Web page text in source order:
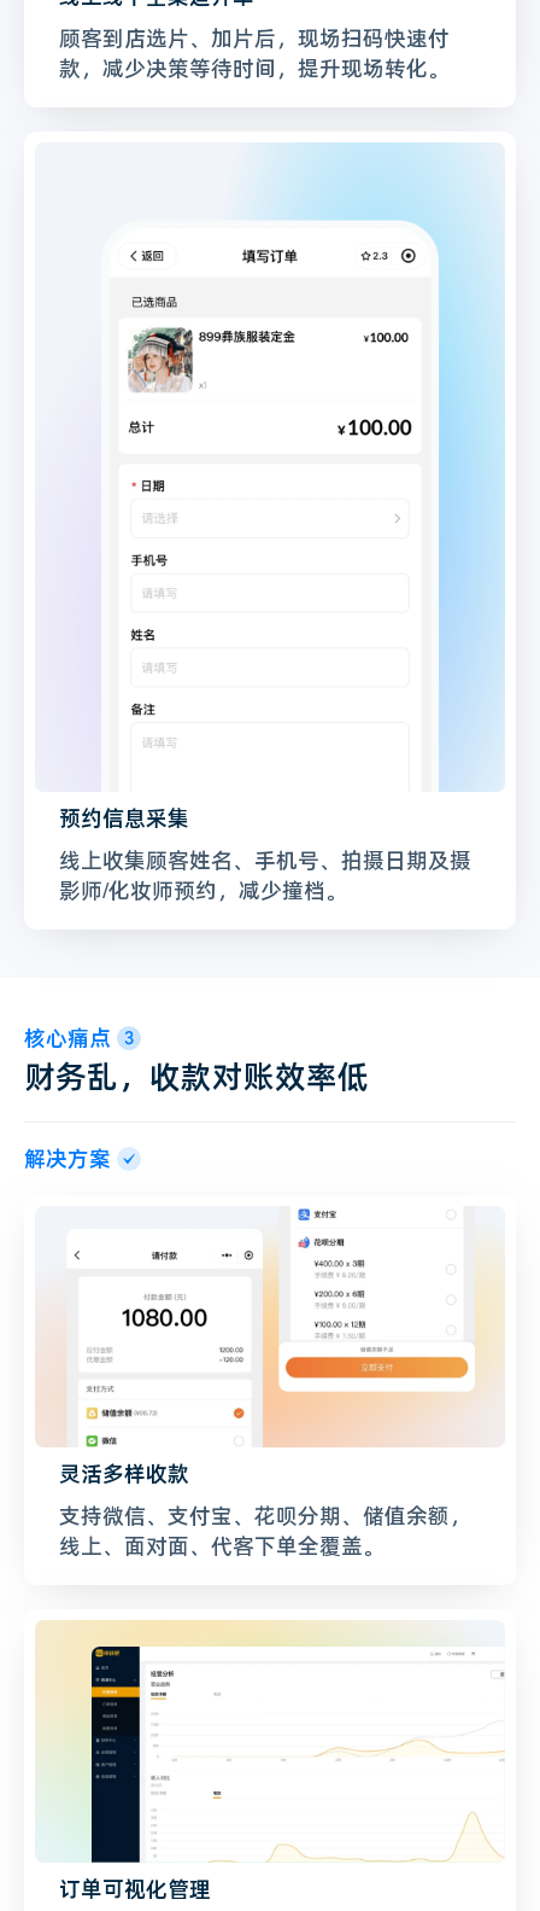
顾客到店选片、加片后，现场扫码快速付
款，减少决策等待时间，提升现场转化。
预约信息采集
线上收集顾客姓名、手机号、拍摄日期及摄
影师/化妆师预约，减少撞档。
核心痛点 3
财务乱，收款对账效率低
解决方案
灵活多样收款
支持微信、支付宝、花呗分期、储值余额，
线上、面对面、代客下单全覆盖。
订单可视化管理